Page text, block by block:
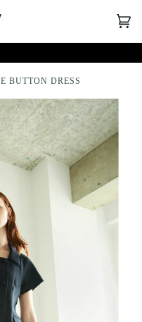
(0)
BUTTON DRESS